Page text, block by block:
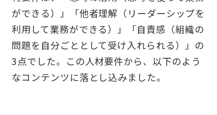
ができる）」「他者理解（リーダーシップを
利用して業務ができる）」「自責感（組織の
問題を自分ごととして受け入れられる）」の
3点でした。この人材要件から、以下のよう
なコンテンツに落とし込みました。